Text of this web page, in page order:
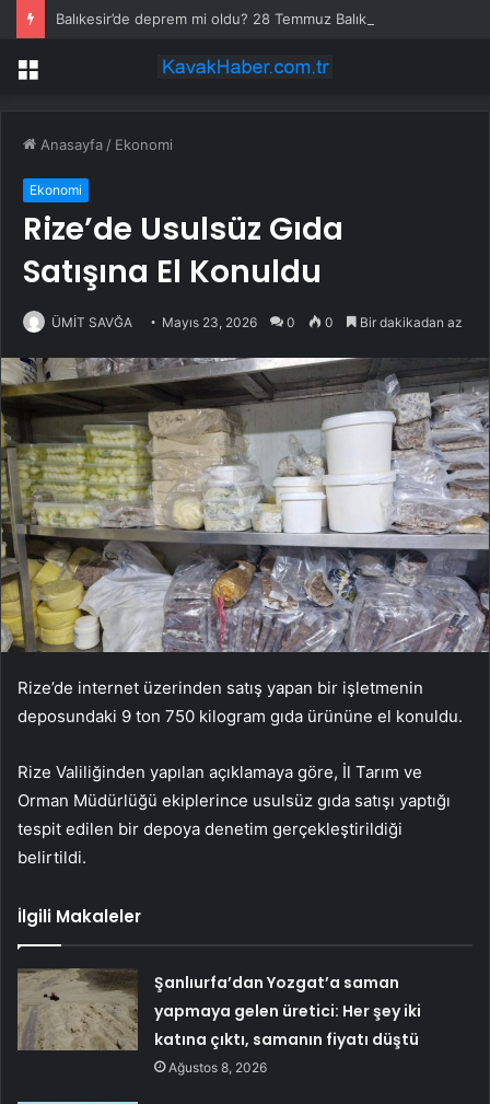
Menü
Anasayfa / Ekonomi
Ekonomi
Rize’de Usulsüz Gıda
Satışına El Konuldu
ÜMİT SAVĞA Mayıs 23, 2026 0 0 Bir dakikadan az
Rize’de internet üzerinden satış yapan bir işletmenin
deposundaki 9 ton 750 kilogram gıda ürününe el konuldu.
Rize Valiliğinden yapılan açıklamaya göre, İl Tarım ve
Orman Müdürlüğü ekiplerince usulsüz gıda satışı yaptığı
tespit edilen bir depoya denetim gerçekleştirildiği
belirtildi.
İlgili Makaleler
Şanlıurfa’dan Yozgat’a saman
yapmaya gelen üretici: Her şey iki
katına çıktı, samanın fiyatı düştü
Ağustos 8, 2026